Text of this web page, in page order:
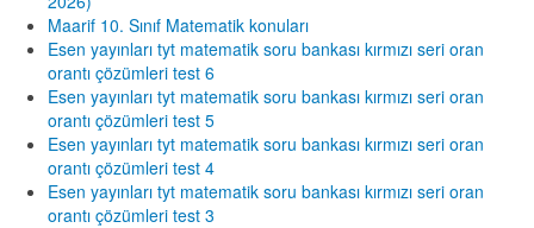
Maarif 10. Sınıf Matematik konuları
Esen yayınları tyt matematik soru bankası kırmızı seri oran
orantı çözümleri test 6
Esen yayınları tyt matematik soru bankası kırmızı seri oran
orantı çözümleri test 5
Esen yayınları tyt matematik soru bankası kırmızı seri oran
orantı çözümleri test 4
Esen yayınları tyt matematik soru bankası kırmızı seri oran
orantı çözümleri test 3